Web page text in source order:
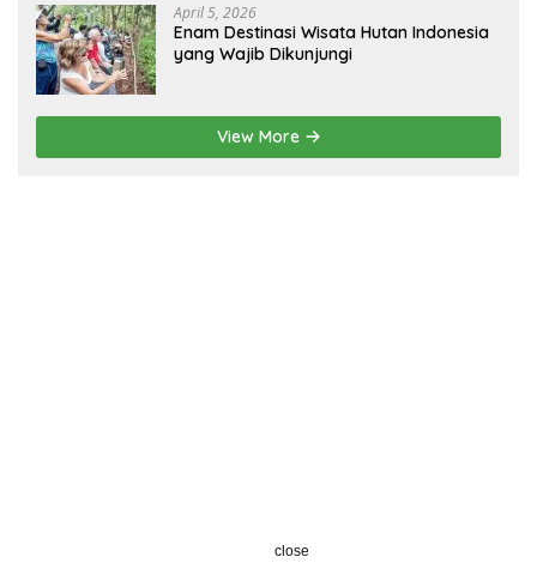
April 5, 2026
Enam Destinasi Wisata Hutan Indonesia
yang Wajib Dikunjungi
View More
close